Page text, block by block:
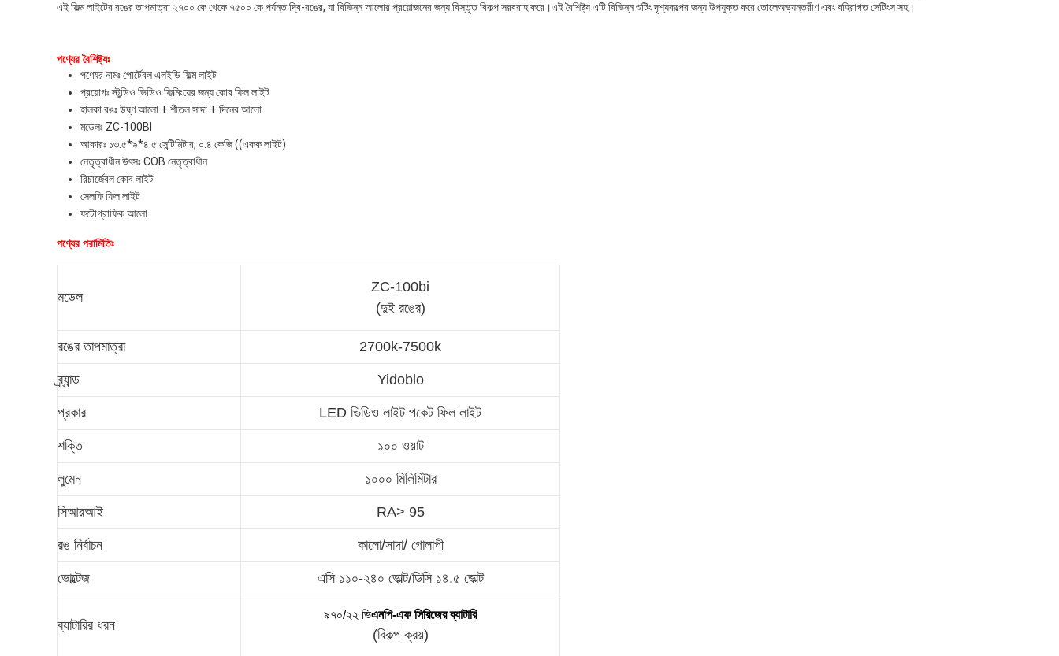
এই ফিল্ম লাইটের রঙের তাপমাত্রা ২৭০০ কে থেকে ৭৫০০ কে পর্যন্ত দ্বি-রঙের, যা বিভিন্ন আলোর প্রয়োজনের জন্য বিস্তৃত বিকল্প সরবরাহ করে।এই বৈশিষ্ট্য এটি বিভিন্ন শুটিং দৃশ্যকল্পের জন্য উপযুক্ত করে তোলেঅভ্যন্তরীণ এবং বহিরাগত সেটিংস সহ।
পণ্যের বৈশিষ্ট্যঃ
পণ্যের নামঃ পোর্টেবল এলইডি ফিল্ম লাইট
প্রয়োগঃ স্টুডিও ভিডিও ফিল্মিংয়ের জন্য কোব ফিল লাইট
হালকা রঙঃ উষ্ণ আলো + শীতল সাদা + দিনের আলো
মডেলঃ ZC-100BI
আকারঃ ১৩.৫*৯*৪.৫ সেন্টিমিটার, ০.৪ কেজি ((একক লাইট)
নেতৃত্বাধীন উৎসঃ COB নেতৃত্বাধীন
রিচার্জেবল কোব লাইট
সেলফি ফিল লাইট
ফটোগ্রাফিক আলো
পণ্যের পরামিতিঃ
মডেল
ZC-100bi
(দুই রঙের)
রঙের তাপমাত্রা 2700k-7500k
ব্র্যান্ড Yidoblo
প্রকার LED ভিডিও লাইট পকেট ফিল লাইট
শক্তি ১০০ ওয়াট
লুমেন ১০০০ মিলিমিটার
সিআরআই RA> 95
রঙ নির্বাচন কালো/সাদা/ গোলাপী
ভোল্টেজ এসি ১১০-২৪০ ভোল্ট/ডিসি ১৪.৫ ভোল্ট
ব্যাটারির ধরন
৯৭০/২২ ভিএনপি-এফ সিরিজের ব্যাটারি
(বিকল্প ক্রয়)